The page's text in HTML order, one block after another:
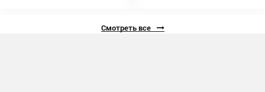
Смотреть все